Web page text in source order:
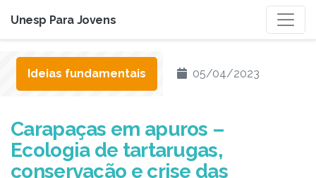
Unesp Para Jovens
Ideias fundamentais 05/04/2023
Carapaças em apuros –
Ecologia de tartarugas,
conservação e crise das